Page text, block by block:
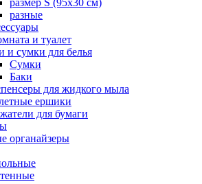
размер S (95х30 см)
разные
и туалет
и сумки для белья
Сумки
Баки
для жидкого мыла
ершики
для бумаги
органайзеры